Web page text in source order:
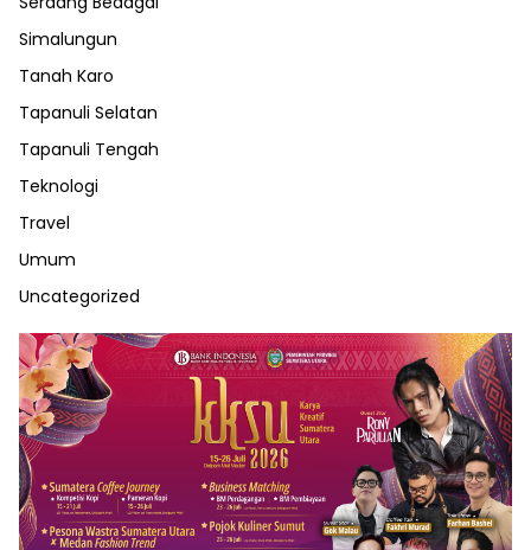
Simalungun
Tanah Karo
Tapanuli Selatan
Tapanuli Tengah
Teknologi
Travel
Umum
Uncategorized